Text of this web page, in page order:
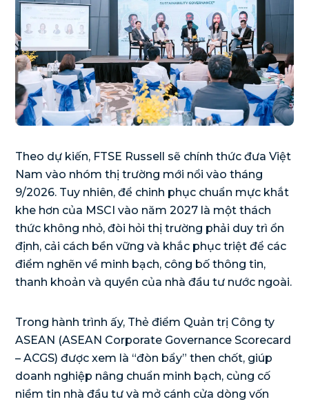
Theo dự kiến, FTSE Russell sẽ chính thức đưa Việt
Nam vào nhóm thị trường mới nổi vào tháng
9/2026. Tuy nhiên, để chinh phục chuẩn mực khắt
khe hơn của MSCI vào năm 2027 là một thách
thức không nhỏ, đòi hỏi thị trường phải duy trì ổn
định, cải cách bền vững và khắc phục triệt để các
điểm nghẽn về minh bạch, công bố thông tin,
thanh khoản và quyền của nhà đầu tư nước ngoài.
Trong hành trình ấy, Thẻ điểm Quản trị Công ty
ASEAN (ASEAN Corporate Governance Scorecard
– ACGS) được xem là “đòn bẩy” then chốt, giúp
doanh nghiệp nâng chuẩn minh bạch, củng cố
niềm tin nhà đầu tư và mở cánh cửa dòng vốn